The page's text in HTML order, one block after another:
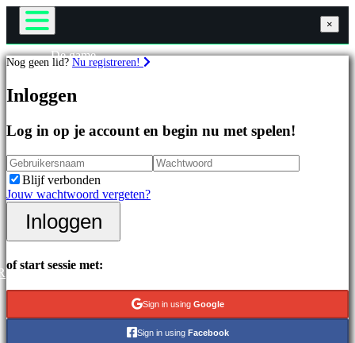
Uitgelichte
games
Nieuwe
uitgaven
Gratis
te
spelen
Categorieën
Strategiespellen
Adventuregames
MMO-
De game
Gameplay
Nieuws
Handleidingen
Ondersteuning
Forums
Winkel
Registreren
×
Nog geen lid? Nu registreren!
Inloggen
Log in op je account en begin nu met spelen!
Blijf verbonden
Jouw wachtwoord vergeten?
Inloggen
of start sessie met:
Sign in using Google
Sign in using Facebook
×
×